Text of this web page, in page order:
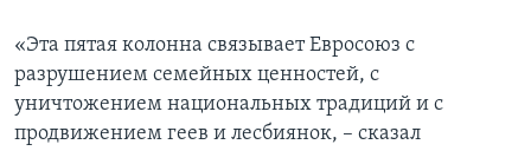
«Эта пятая колонна связывает Евросоюз с
разрушением семейных ценностей, с
уничтожением национальных традиций и с
продвижением геев и лесбиянок, – сказал